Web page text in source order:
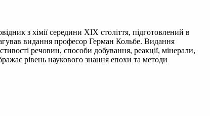
з хімії середини XIX століття, підготовлений в
видання професор Герман Кольбе. Видання
речовин, способи добування, реакції, мінерали,
рівень наукового знання епохи та методи